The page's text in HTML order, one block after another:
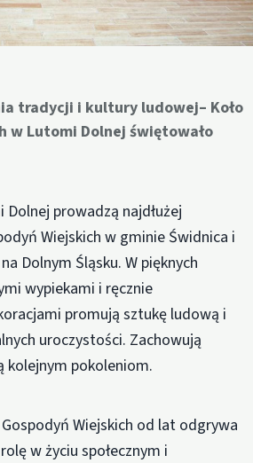
tradycji i kultury ludowej– Koło
w Lutomi Dolnej świętowało
prowadzą najdłużej
Wiejskich w gminie Świdnica i
Dolnym Śląsku. W pięknych
wypiekami i ręcznie
promują sztukę ludową i
uroczystości. Zachowują
kolejnym pokoleniom.
Gospodyń Wiejskich od lat odgrywa
w życiu społecznym i